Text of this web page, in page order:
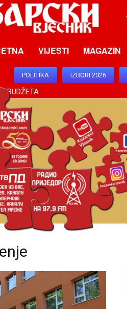
VIJESTI MAGAZIN
POLITIKA IZBORI 2026
BUDŽETA